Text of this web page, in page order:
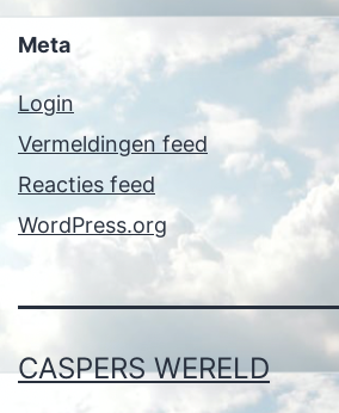
Meta
Login
Vermeldingen feed
Reacties feed
WordPress.org
CASPERS WERELD